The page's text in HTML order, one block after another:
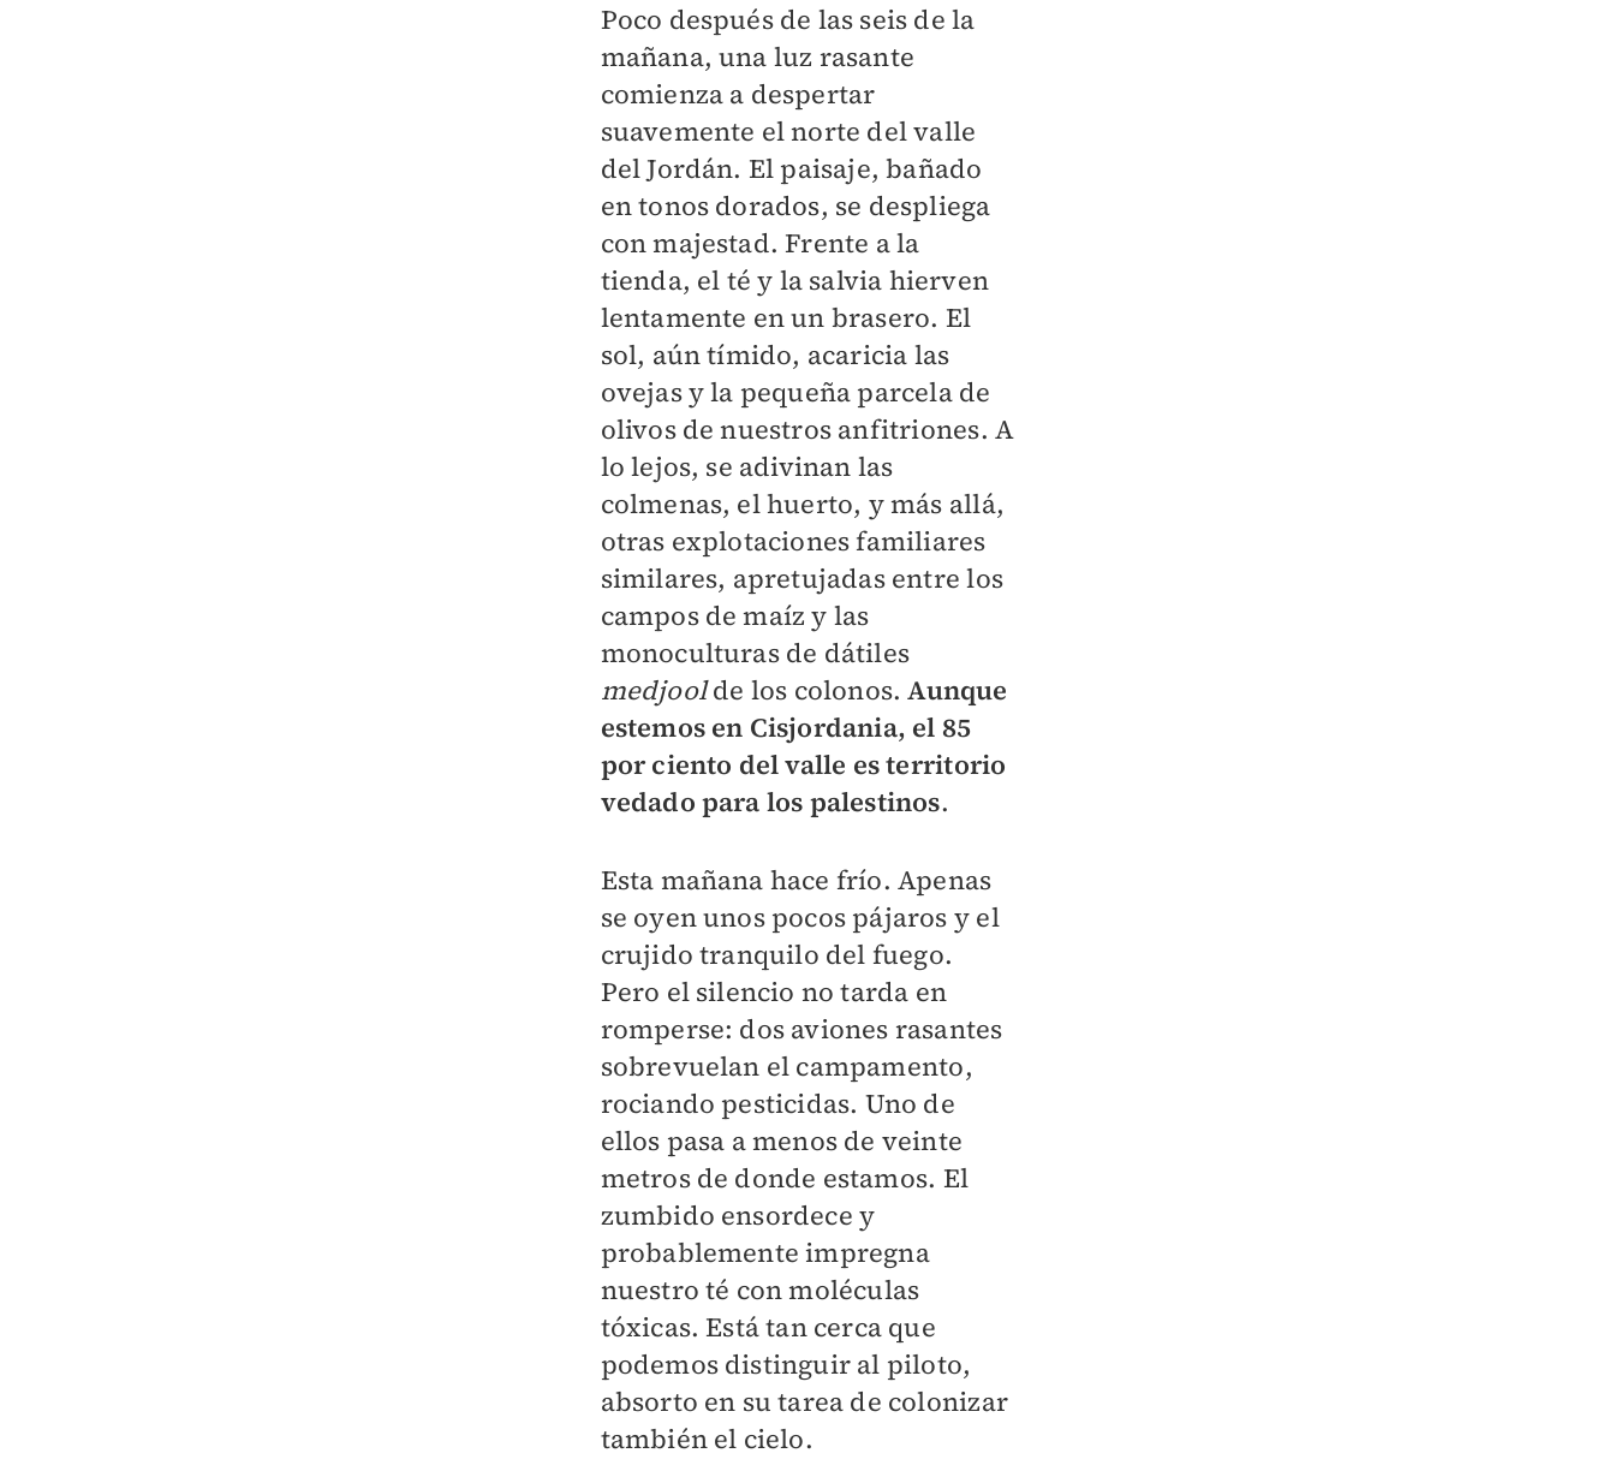
Poco después de las seis de la
mañana, una luz rasante
comienza a despertar
suavemente el norte del valle
del Jordán. El paisaje, bañado
en tonos dorados, se despliega
con majestad. Frente a la
tienda, el té y la salvia hierven
lentamente en un brasero. El
sol, aún tímido, acaricia las
ovejas y la pequeña parcela de
olivos de nuestros anfitriones. A
lo lejos, se adivinan las
colmenas, el huerto, y más allá,
otras explotaciones familiares
similares, apretujadas entre los
campos de maíz y las
monoculturas de dátiles
medjoolde los colonos.Aunque
estemos en Cisjordania, el 85
por ciento del valle es territorio
vedado para los palestinos.
Esta mañana hace frío. Apenas
se oyen unos pocos pájaros y el
crujido tranquilo del fuego.
Pero el silencio no tarda en
romperse: dos aviones rasantes
sobrevuelan el campamento,
rociando pesticidas. Uno de
ellos pasa a menos de veinte
metros de donde estamos. El
zumbido ensordece y
probablemente impregna
nuestro té con moléculas
tóxicas. Está tan cerca que
podemos distinguir al piloto,
absorto en su tarea de colonizar
también el cielo.